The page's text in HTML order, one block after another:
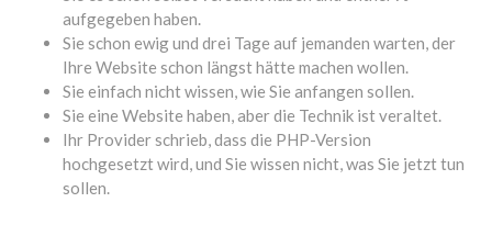
aufgegeben haben.
Sie schon ewig und drei Tage auf jemanden warten, der
Ihre Website schon längst hätte machen wollen.
Sie einfach nicht wissen, wie Sie anfangen sollen.
Sie eine Website haben, aber die Technik ist veraltet.
Ihr Provider schrieb, dass die PHP-Version
hochgesetzt wird, und Sie wissen nicht, was Sie jetzt tun
sollen.